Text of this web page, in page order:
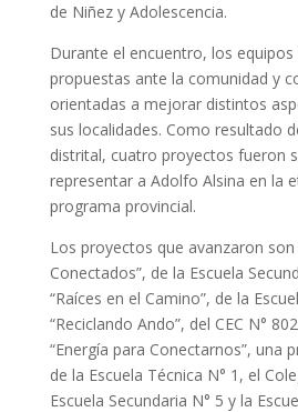
de Niñez y Adolescencia.
Durante el encuentro, los equipos
propuestas ante la comunidad y
orientadas a mejorar distintos
sus localidades. Como resultado
distrital, cuatro proyectos fueron
representar a Adolfo Alsina en la
programa provincial.
Los proyectos que avanzaron son
Conectados”, de la Escuela
“Raíces en el Camino”, de la
“Reciclando Ando”, del CEC N°
“Energía para Conectarnos”, una
de la Escuela Técnica N° 1, el
Escuela Secundaria N° 5 y la